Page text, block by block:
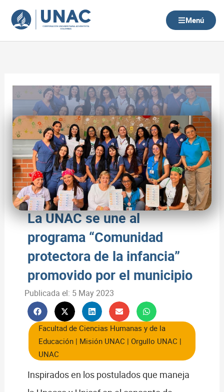
contenido
Menú
La UNAC se une al
programa “Comunidad
protectora de la infancia”
promovido por el municipio
Publicada el: 5 May 2023
Facultad de Ciencias Humanas y de la
Educación| Misión UNAC | Orgullo UNAC |
UNAC
Inspirados en los postulados que maneja